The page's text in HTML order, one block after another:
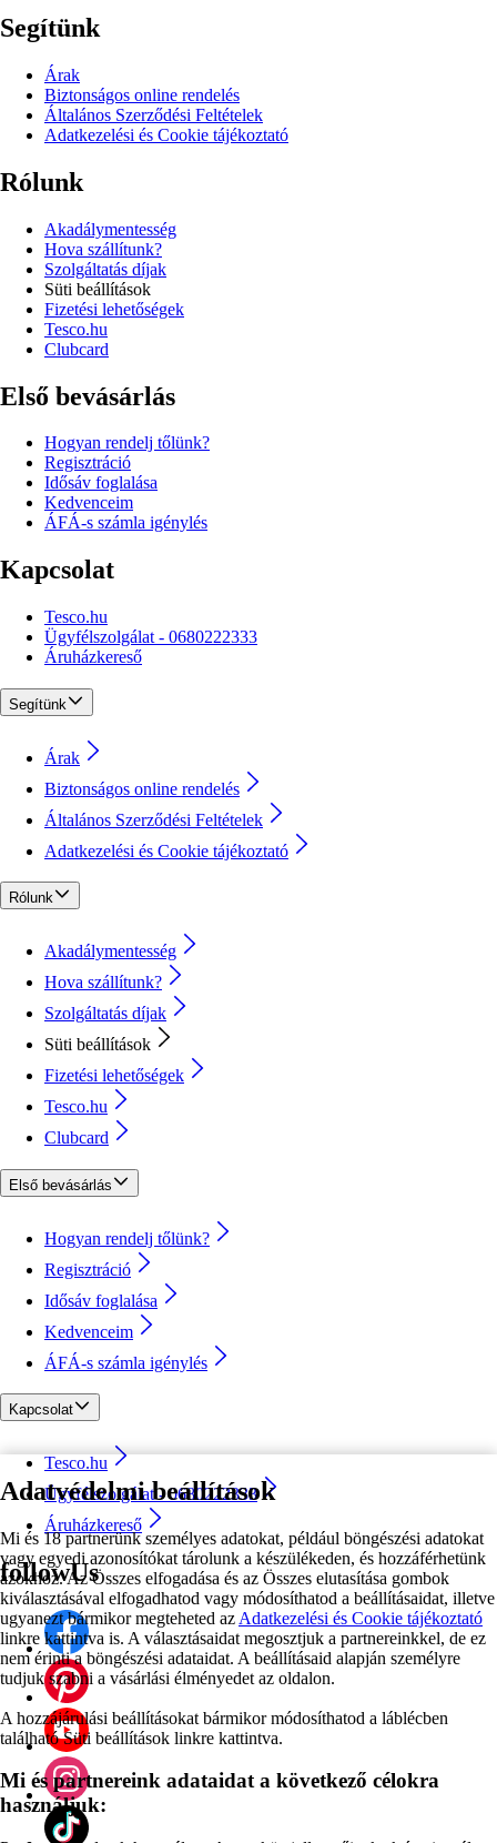
Adatvédelmi beállítások
Mi és 18 partnerünk személyes adatokat, például böngészési adatokat
vagy egyedi azonosítókat tárolunk a készülékeden, és hozzáférhetünk
azokhoz. Az Összes elfogadása és az Összes elutasítása gombok
kiválasztásával elfogadhatod vagy módosíthatod a beállításaidat, illetve
ugyanezt bármikor megteheted az Adatkezelési és Cookie tájékoztató
linkre kattintva is. A választásaidat megosztjuk a partnereinkkel, de ez
nem érinti a böngészési adataidat. A beállításaid alapján személyre
tudjuk szabni a vásárlási élményedet az oldalon.
A hozzájárulási beállításokat bármikor módosíthatod a láblécben
található Süti beállítások linkre kattintva.
Mi és partnereink adataidat a következő célokra
használjuk:
Segítünk
Árak
Biztonságos online rendelés
Általános Szerződési Feltételek
Adatkezelési és Cookie tájékoztató
Rólunk
Akadálymentesség
Hova szállítunk?
Szolgáltatás díjak
Süti beállítások
Fizetési lehetőségek
Tesco.hu
Clubcard
Első bevásárlás
Hogyan rendelj tőlünk?
Regisztráció
Idősáv foglalása
Kedvenceim
ÁFÁ-s számla igénylés
Kapcsolat
Tesco.hu
Ügyfélszolgálat - 0680222333
Áruházkereső
Segítünk
Árak
Biztonságos online rendelés
Általános Szerződési Feltételek
Adatkezelési és Cookie tájékoztató
Rólunk
Akadálymentesség
Hova szállítunk?
Szolgáltatás díjak
Süti beállítások
Fizetési lehetőségek
Tesco.hu
Clubcard
Első bevásárlás
Hogyan rendelj tőlünk?
Regisztráció
Idősáv foglalása
Kedvenceim
ÁFÁ-s számla igénylés
Kapcsolat
Tesco.hu
Ügyfélszolgálat - 0680222333
Áruházkereső
followUs